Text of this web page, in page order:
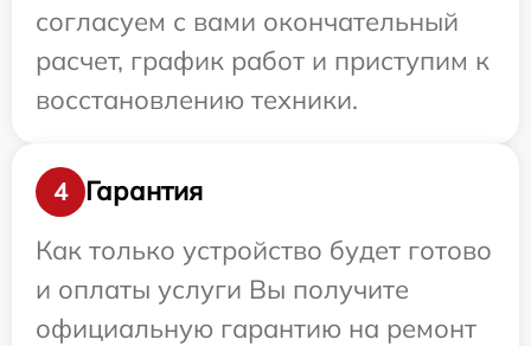
согласуем с вами окончательный
расчет, график работ и приступим к
восстановлению техники.
4
Гарантия
Как только устройство будет готово
и оплаты услуги Вы получите
официальную гарантию на ремонт